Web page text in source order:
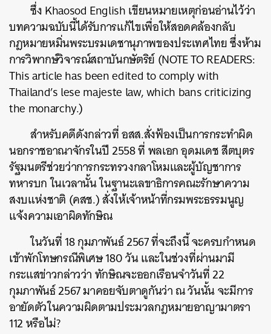
ซึ่ง Khaosod English เขียนหมายเหตุก่อนอ่านไว้ว่า
บทความฉบับนี้ได้รับการแก้ไขเพื่อให้สอดคล้องกลับ
กฎหมายหมิ่นพระบรมเดชานุภาพของประเทศไทย ซึ่งห้าม
การวิพากษ์วิจารณ์สถาบันกษัตริย์ (NOTE TO READERS:
This article has been edited to comply with
Thailand’s lese majeste law, which bans criticizing
the monarchy.)
สำหรับคดีดังกล่าวที่ อสส.สั่งฟ้องเป็นการกระทำผิด
นอกราชอาณาจักรในปี 2558 ที่ พลเอก อุดมเดช สีตบุตร
รัฐมนตรีช่วยว่าการกระทรวงกลาโหมและผู้บัญชาการ
ทหารบก ในเวลานั้น ในฐานะเลขาธิการคณะรักษาความ
สงบแห่งชาติ (คสช.) สั่งให้เจ้าหน้าที่กรมพระธรรมนูญ
แจ้งความเอาผิดทักษิณ
ในวันที่ 18 กุมภาพันธ์ 2567 ที่จะถึงนี้ จะครบกำหนด
เข้าพักโทษกรณีพิเศษ 180 วัน และในช่วงที่ผ่านมามี
กระแสข่าวกล่าวว่า ทักษิณจะออกเรือนจำวันที่ 22
กุมภาพันธ์ 2567 มาคอยจับตาดูกันว่า ณ วันนั้น จะมีการ
อายัดตัวในความผิดตามประมวลกฎหมายอาญามาตรา
112 หรือไม่?